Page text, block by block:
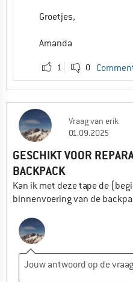
Groetjes,
Amanda
1 0
Vraagvan erik
01.09.2025
GESCHIKT VOOR
BACKPACK
Kan ik met deze tape de
binnenvoering van de